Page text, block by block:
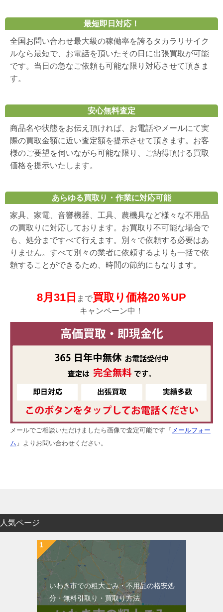
最短即日対応！
全国お問い合わせ最大級の稼働率を誇るタカラリサイク
ルなら最短で、お電話を頂いたその日に出張買取が可能
です。当日の急なご依頼も可能な限り対応させて頂きま
す。
安心無料査定
商品名や状態をお伝え頂ければ、お電話やメールにて実
際の買取金額に近い査定額を提示させて頂きます。お客
様のご要望を伺いながら可能な限り、ご納得頂ける買取
価格を提示いたします。
あらゆる買取り・作業に対応可能
家具、家電、音響機器、工具、農機具など様々な不用品
の買取りに対応しております。お買取り不可能な場合で
も、処分まですべて行えます。別々で依頼する必要はあ
りません。すべて別々の業者に依頼するよりも一括で依
頼することができるため、時間の節約にもなります。
8月31日 まで買取り価格20％UP
キャンペーン中！
メールでご相談いただけましたら画像で査定可能です『 メールフォー
ム 』よりお問い合わせください。
人気ページ
いわき市での粗大ごみ・不用品の格安処
分・無料引取り・買取り方法